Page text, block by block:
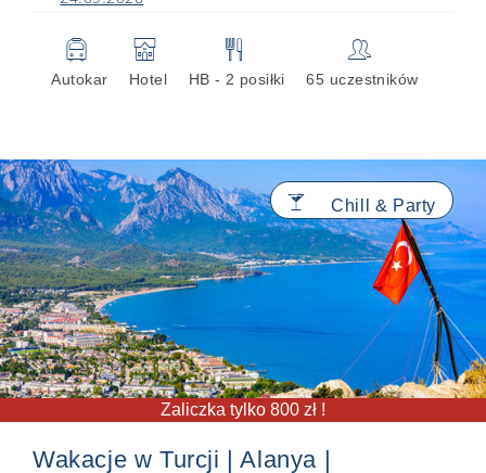
🚍
Autokar
🏨
Hotel
🍴
HB - 2 posiłki
👥
65 uczestników
Zaliczka tylko 800 zł !
Chill & Party
🍸
Wakacje w Turcji | Alanya |